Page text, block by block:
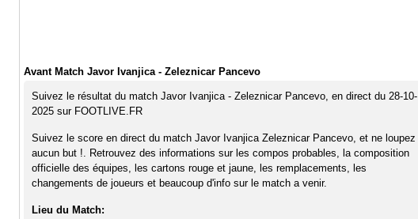
Avant Match Javor Ivanjica - Zeleznicar Pancevo
Suivez le résultat du match Javor Ivanjica - Zeleznicar Pancevo, en direct du 28-10-
2025 sur FOOTLIVE.FR
Suivez le score en direct du match Javor Ivanjica Zeleznicar Pancevo, et ne loupez
aucun but !. Retrouvez des informations sur les compos probables, la composition
officielle des équipes, les cartons rouge et jaune, les remplacements, les
changements de joueurs et beaucoup d'info sur le match a venir.
Lieu du Match: